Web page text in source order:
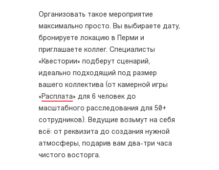
Организовать такое мероприятие
максимально просто. Вы выбираете дату,
бронируете локацию в Перми и
приглашаете коллег. Специалисты
«Квестории» подберут сценарий,
идеально подходящий под размер
вашего коллектива (от камерной игры
« Расплата» для 6 человек до
масштабного расследования для 50+
сотрудников). Ведущие возьмут на себя
всё: от реквизита до создания нужной
атмосферы, подарив вам два-три часа
чистого восторга.